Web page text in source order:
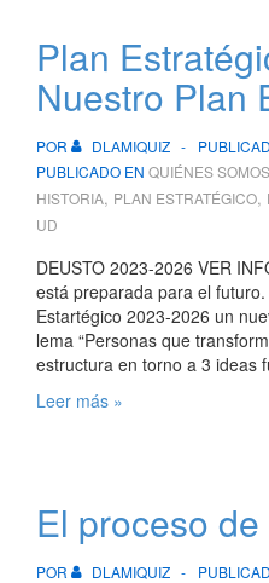
Plan
Nuestro Plan
POR DLAMIQUIZ
PUBLICADO EN QUIÉNES SOMOS
HISTORIA, PLAN ESTRATÉGICO,
UD
DEUSTO 2023-2026 VER
está preparada para el
Estartégico 2023-2026 un
lema “Personas que
estructura en torno a 3 ideas
Plan
Estratégico
Leer más »
El proceso
POR DLAMIQUIZ